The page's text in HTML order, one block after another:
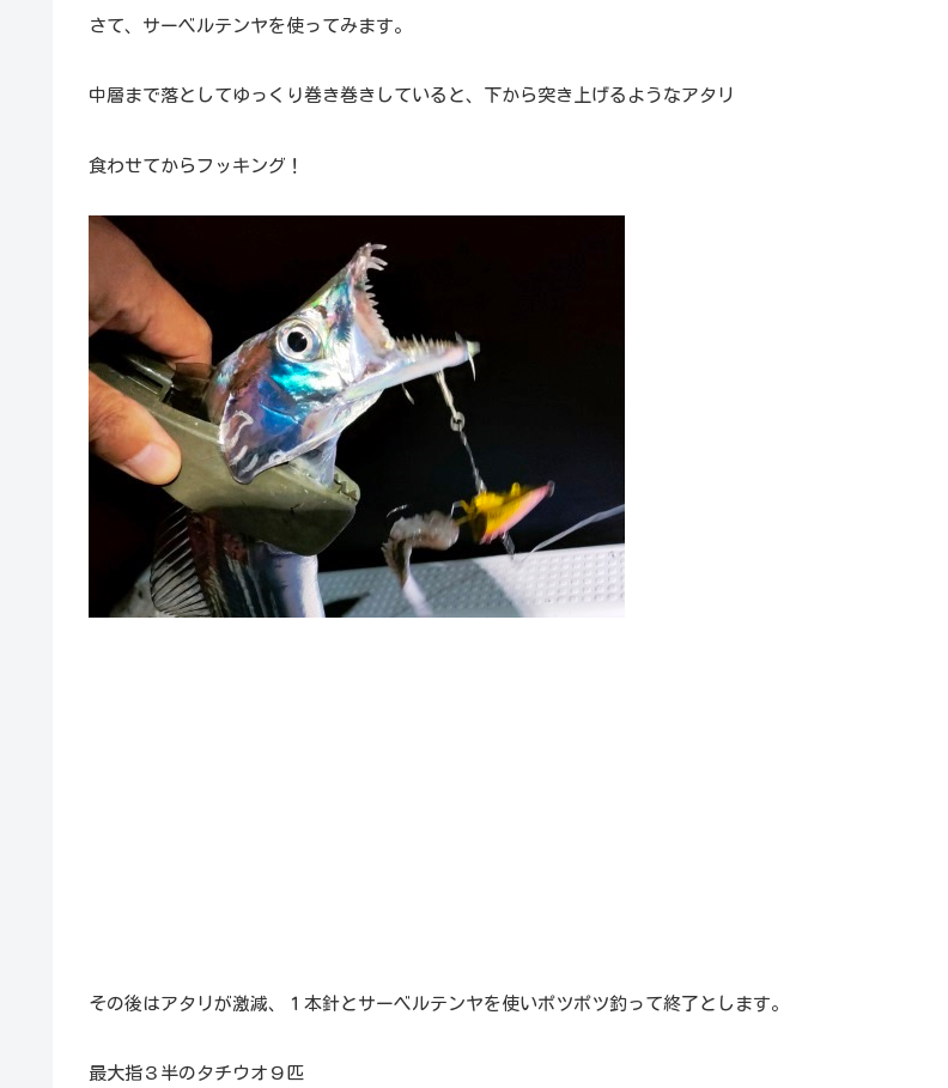
さて、サーベルテンヤを使ってみます。
中層まで落としてゆっくり巻き巻きしていると、下から突き上げるようなアタリ
食わせてからフッキング！
その後はアタリが激減、１本針とサーベルテンヤを使いポツポツ釣って終了とします。
最大指３半のタチウオ９匹